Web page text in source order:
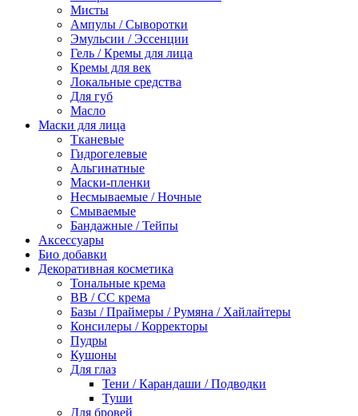
Мисты
Ампулы / Сыворотки
Эмульсии / Эссенции
Гель / Кремы для лица
Кремы для век
Локальные средства
Для губ
Масло
Маски для лица
Тканевые
Гидрогелевые
Альгинатные
Маски-пленки
Несмываемые / Ночные
Смываемые
Бандажные / Тейпы
Аксессуары
Био добавки
Декоративная косметика
Тональные крема
BB / СС крема
Базы / Праймеры / Румяна / Хайлайтеры
Консилеры / Корректоры
Пудры
Кушоны
Для глаз
Тени / Карандаши / Подводки
Туши
Для бровей